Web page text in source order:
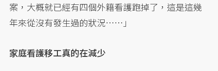
案，大概就已經有四個外籍看護跑掉了，這是這幾
年來從沒有發生過的狀況……」
家庭看護移工真的在減少